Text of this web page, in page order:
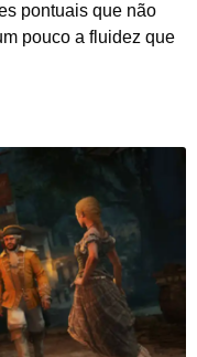
pontuais que não
pouco a fluidez que